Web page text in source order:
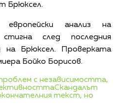
Брюксел.
анализ на
след последния
на Брюксел. Проверката
Бойко Борисов.
с независимостта,
Скандалът
текст, но